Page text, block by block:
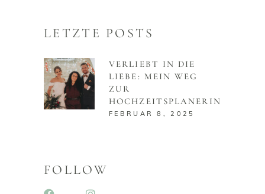
LETZTE POSTS
VERLIEBT IN DIE
LIEBE: MEIN WEG
ZUR
HOCHZEITSPLANERIN
FEBRUAR 8, 2025
FOLLOW